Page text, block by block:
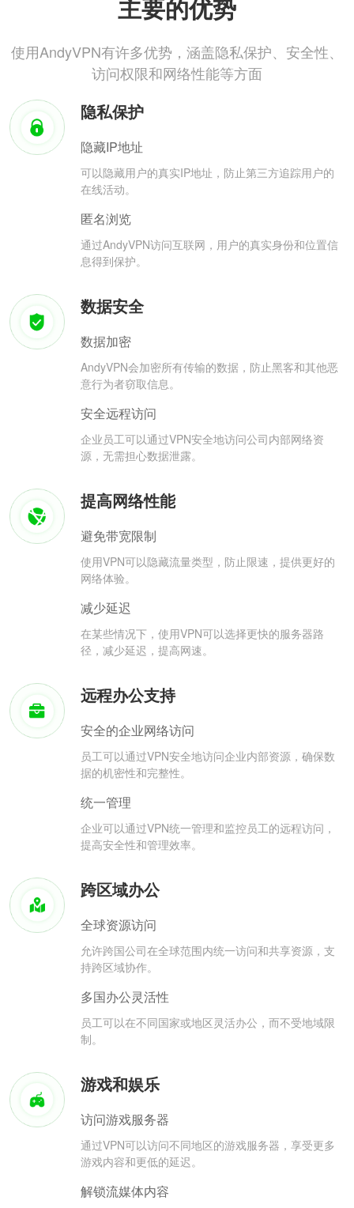
主要的优势
使用AndyVPN有许多优势，涵盖隐私保护、安全性、
访问权限和网络性能等方面
隐私保护
隐藏IP地址
可以隐藏用户的真实IP地址，防止第三方追踪用户的
在线活动。
匿名浏览
通过AndyVPN访问互联网，用户的真实身份和位置信
息得到保护。
数据安全
数据加密
AndyVPN会加密所有传输的数据，防止黑客和其他恶
意行为者窃取信息。
安全远程访问
企业员工可以通过VPN安全地访问公司内部网络资
源，无需担心数据泄露。
提高网络性能
避免带宽限制
使用VPN可以隐藏流量类型，防止限速，提供更好的
网络体验。
减少延迟
在某些情况下，使用VPN可以选择更快的服务器路
径，减少延迟，提高网速。
远程办公支持
安全的企业网络访问
员工可以通过VPN安全地访问企业内部资源，确保数
据的机密性和完整性。
统一管理
企业可以通过VPN统一管理和监控员工的远程访问，
提高安全性和管理效率。
跨区域办公
全球资源访问
允许跨国公司在全球范围内统一访问和共享资源，支
持跨区域协作。
多国办公灵活性
员工可以在不同国家或地区灵活办公，而不受地域限
制。
游戏和娱乐
访问游戏服务器
通过VPN可以访问不同地区的游戏服务器，享受更多
游戏内容和更低的延迟。
解锁流媒体内容